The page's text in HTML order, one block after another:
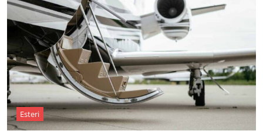
Esteri